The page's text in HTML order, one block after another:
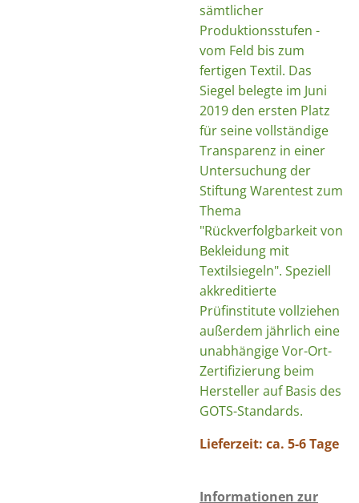
sämtlicher
Produktionsstufen -
vom Feld bis zum
fertigen Textil. Das
Siegel belegte im Juni
2019 den ersten Platz
für seine vollständige
Transparenz in einer
Untersuchung der
Stiftung Warentest zum
Thema
"Rückverfolgbarkeit von
Bekleidung mit
Textilsiegeln". Speziell
akkreditierte
Prüfinstitute vollziehen
außerdem jährlich eine
unabhängige Vor-Ort-
Zertifizierung beim
Hersteller auf Basis des
GOTS-Standards.
Lieferzeit: ca. 5-6 Tage
Informationen zur